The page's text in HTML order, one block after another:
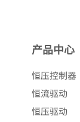
产品中心
恒压控制器
恒流驱动
恒压驱动